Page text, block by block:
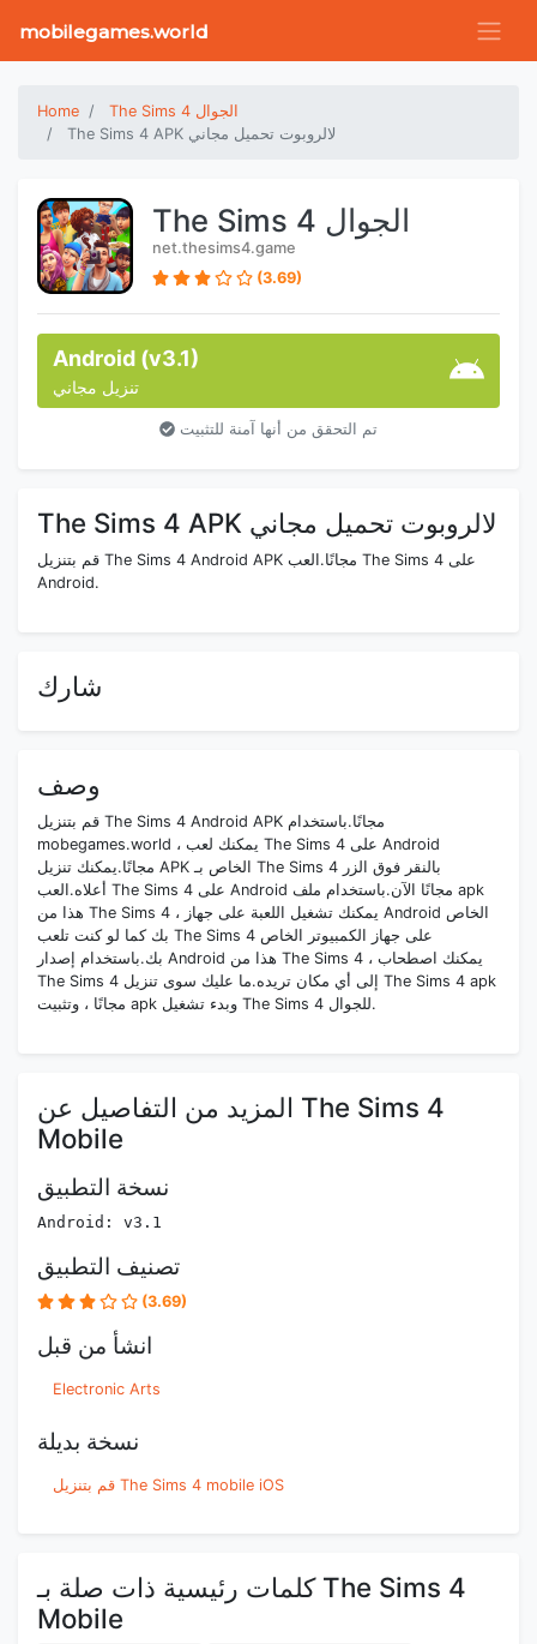
mobilegames.world
Home
The Sims 4 الجوال
The Sims 4 APK لالروبوت تحميل مجاني
The Sims 4 الجوال
net.thesims4.game
(3.69)
Android (v3.1)
تنزيل مجاني
تم التحقق من أنها آمنة للتثبيت
The Sims 4 APK لالروبوت تحميل مجاني
قم بتنزيل The Sims 4 Android APK مجانًا.العب The Sims 4 على
Android.
شارك
وصف
قم بتنزيل The Sims 4 Android APK مجانًا.باستخدام
mobegames.world ، يمكنك لعب The Sims 4 على Android
مجانًا.يمكنك تنزيل APK الخاص بـ The Sims 4 بالنقر فوق الزر
أعلاه.العب The Sims 4 على Android مجانًا الآن.باستخدام ملف apk
هذا من The Sims 4 ، يمكنك تشغيل اللعبة على جهاز Android الخاص
بك كما لو كنت تلعب The Sims 4 على جهاز الكمبيوتر الخاص
بك.باستخدام إصدار Android هذا من The Sims 4 ، يمكنك اصطحاب
The Sims 4 إلى أي مكان تريده.ما عليك سوى تنزيل The Sims 4 apk
مجانًا ، وتثبيت apk وبدء تشغيل The Sims 4 للجوال.
المزيد من التفاصيل عن The Sims 4
Mobile
نسخة التطبيق
Android: v3.1
تصنيف التطبيق
(3.69)
انشأ من قبل
Electronic Arts
نسخة بديلة
قم بتنزيل The Sims 4 mobile iOS
كلمات رئيسية ذات صلة بـ The Sims 4
Mobile